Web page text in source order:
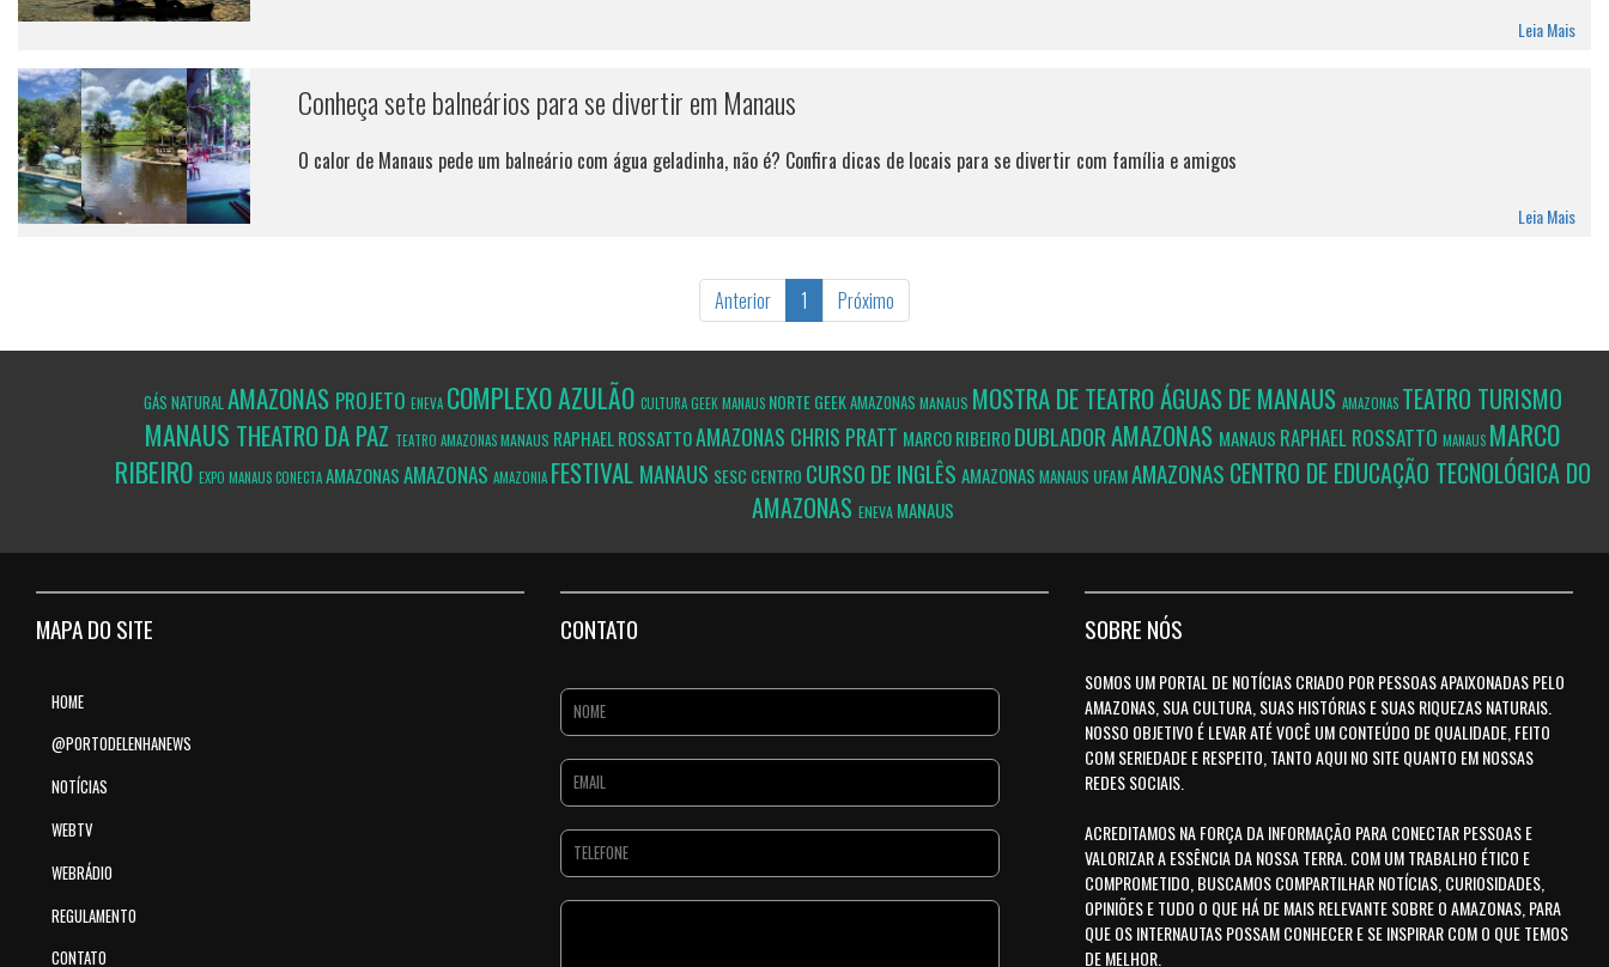
Leia Mais
Conheça sete balneários para se divertir em Manaus
O calor de Manaus pede um balneário com água geladinha, não é? Confira dicas de locais para se divertir com família e amigos
Leia Mais
Anterior 1 Próximo
GÁS NATURALAMAZONAS PROJETO ENEVA COMPLEXO AZULÃO CULTURA GEEK MANAUS NORTE GEEKAMAZONAS MANAUS MOSTRA DE TEATRO ÁGUAS DE MANAUS AMAZONAS TEATRO TURISMO
MANAUS THEATRO DA PAZ TEATRO AMAZONASMANAUS RAPHAEL ROSSATTOAMAZONAS CHRIS PRATT MARCO RIBEIRODUBLADORAMAZONAS MANAUS RAPHAEL ROSSATTO MANAUS MARCO
RIBEIRO EXPO MANAUS CONECTAAMAZONASAMAZONAS AMAZONIA FESTIVAL MANAUS SESC CENTRO CURSO DE INGLÊS AMAZONAS MANAUS UFAMAMAZONAS CENTRO DE EDUCAÇÃO TECNOLÓGICA DO
AMAZONAS ENEVA MANAUS
MAPA DO SITE
HOME
@PORTODELENHANEWS
NOTÍCIAS
WEBTV
WEBRÁDIO
REGULAMENTO
CONTATO
CONTATO SOBRE NÓS
SOMOS UM PORTAL DE NOTÍCIAS CRIADO POR PESSOAS APAIXONADAS PELO
AMAZONAS, SUA CULTURA, SUAS HISTÓRIAS E SUAS RIQUEZAS NATURAIS.
NOSSO OBJETIVO É LEVAR ATÉ VOCÊ UM CONTEÚDO DE QUALIDADE, FEITO
COM SERIEDADE E RESPEITO, TANTO AQUI NO SITE QUANTO EM NOSSAS
REDES SOCIAIS.
ACREDITAMOS NA FORÇA DA INFORMAÇÃO PARA CONECTAR PESSOAS E
VALORIZAR A ESSÊNCIA DA NOSSA TERRA. COM UM TRABALHO ÉTICO E
COMPROMETIDO, BUSCAMOS COMPARTILHAR NOTÍCIAS, CURIOSIDADES,
OPINIÕES E TUDO O QUE HÁ DE MAIS RELEVANTE SOBRE O AMAZONAS, PARA
QUE OS INTERNAUTAS POSSAM CONHECER E SE INSPIRAR COM O QUE TEMOS
DE MELHOR.